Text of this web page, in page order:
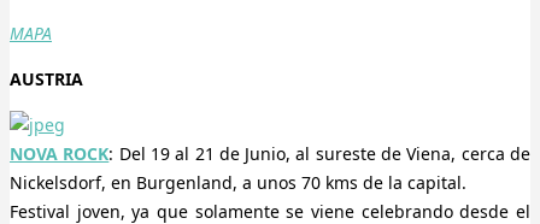
MAPA
AUSTRIA
NOVA ROCK: Del 19 al 21 de Junio, al sureste de Viena, cerca de
Nickelsdorf, en Burgenland, a unos 70 kms de la capital.
Festival joven, ya que solamente se viene celebrando desde el